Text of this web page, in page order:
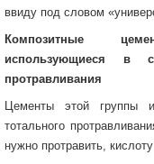
ввиду под словом
Композитные
использующиеся в
протравливания
Цементы этой группы
тотального
нужно протравить,